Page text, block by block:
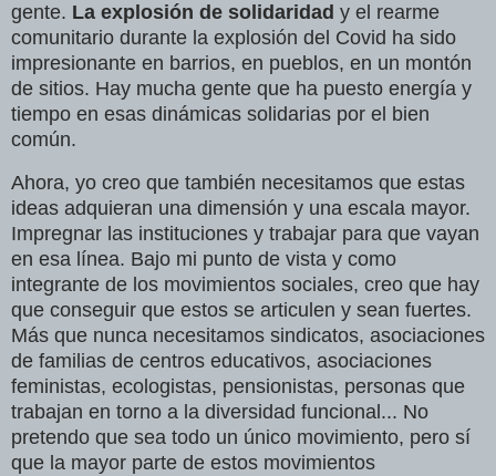
gente. La explosión de solidaridad y el rearme
comunitario durante la explosión del Covid ha sido
impresionante en barrios, en pueblos, en un montón
de sitios. Hay mucha gente que ha puesto energía y
tiempo en esas dinámicas solidarias por el bien
común.
Ahora, yo creo que también necesitamos que estas
ideas adquieran una dimensión y una escala mayor.
Impregnar las instituciones y trabajar para que vayan
en esa línea. Bajo mi punto de vista y como
integrante de los movimientos sociales, creo que hay
que conseguir que estos se articulen y sean fuertes.
Más que nunca necesitamos sindicatos, asociaciones
de familias de centros educativos, asociaciones
feministas, ecologistas, pensionistas, personas que
trabajan en torno a la diversidad funcional... No
pretendo que sea todo un único movimiento, pero sí
que la mayor parte de estos movimientos